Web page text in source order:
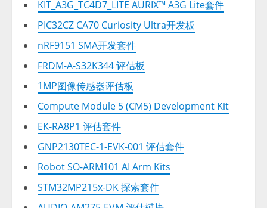
KIT_A3G_TC4D7_LITE AURIX™ A3G Lite套件
PIC32CZ CA70 Curiosity Ultra开发板
nRF9151 SMA开发套件
FRDM-A-S32K344 评估板
1MP图像传感器评估板
Compute Module 5 (CM5) Development Kit
EK-RA8P1 评估套件
GNP2130TEC-1-EVK-001 评估套件
Robot SO-ARM101 AI Arm Kits
STM32MP215x-DK 探索套件